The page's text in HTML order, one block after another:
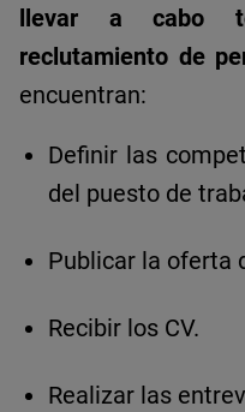
llevar a cabo
reclutamiento de
encuentran:
Definir las
del puesto de
Publicar la oferta
Recibir los CV.
Realizar las